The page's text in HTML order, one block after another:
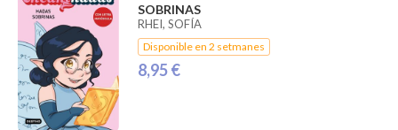
SOBRINAS
RHEI, SOFÍA
Disponible en 2 setmanes
8,95 €